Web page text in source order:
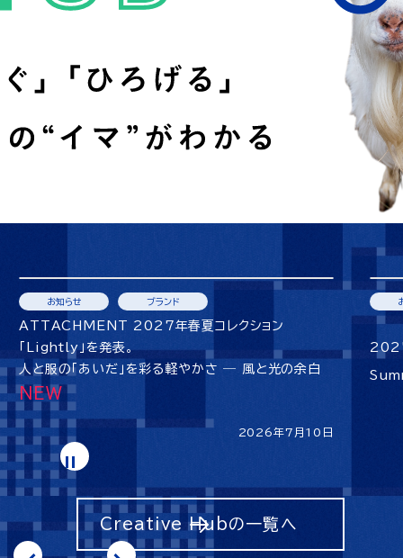
2026年7月10日
お知らせ ブランド
ATTACHMENT 2027年春夏コレクション
「Lightly」を発表。
人と服の「あいだ」を彩る軽やかさ ― 風と光の余白
Creative Hubの一覧へ